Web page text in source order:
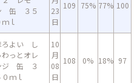
缶 ３５
ｍｌ
23
日
109 75% 77% 100
ろよい し
わっとオレ
ジ 缶 ３
０ｍｌ
10
月
08
日
108 0% 18% 97